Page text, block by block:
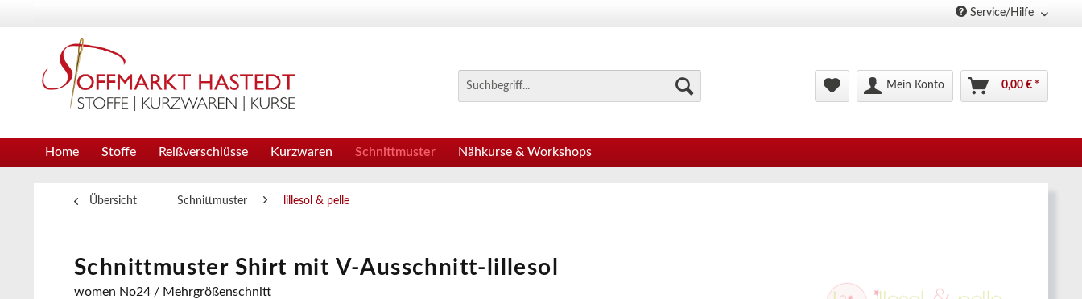
Service/Hilfe
Mein Konto 0,00 € *
Home Stoffe Reißverschlüsse Kurzwaren Schnittmuster Nähkurse & Workshops
Übersicht Schnittmuster lillesol & pelle
Schnittmuster Shirt mit V-Ausschnitt-lillesol
women No24 / Mehrgrößenschnitt